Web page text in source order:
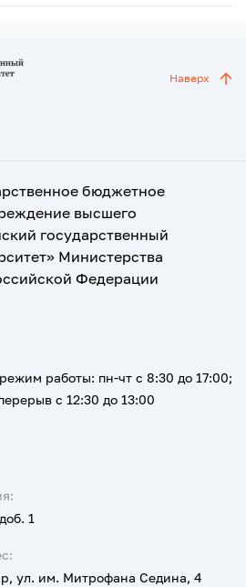
Наверх
бюджетное
высшего
государственный
Министерства
Федерации
ул. им. Митрофана Седина, 4
1
режим работы: пн-чт с 8:30 до 17:00;
с 12:30 до 13:00